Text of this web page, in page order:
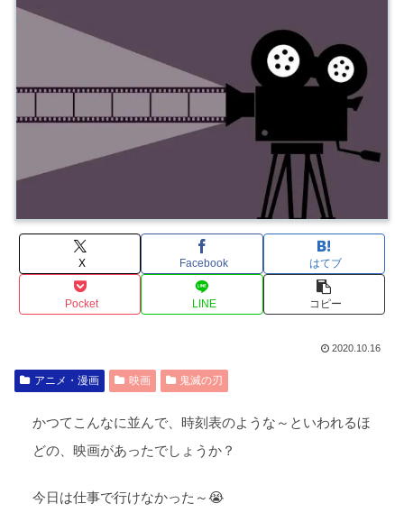
X Facebook はてブ
Pocket LINE コピー
2020.10.16
アニメ・漫画 映画 鬼滅の刃
かつてこんなに並んで、時刻表のような～といわれるほ
どの、映画があったでしょうか？
今日は仕事で行けなかった～😭